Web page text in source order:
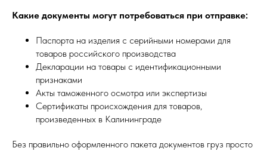
Какие документы могут потребоваться при отправке:
Паспорта на изделия с серийными номерами для
товаров российского производства
Декларации на товары с идентификационными
признаками
Акты таможенного осмотра или экспертизы
Сертификаты происхождения для товаров,
произведенных в Калининграде
Без правильно оформленного пакета документов груз просто